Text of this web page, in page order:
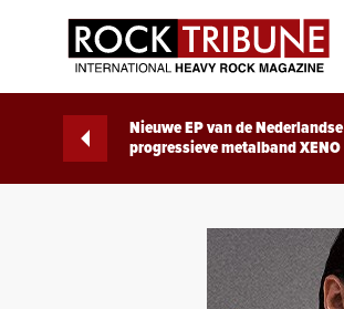
Nieuwe EP van de Nederlandse
progressieve metalband XENO